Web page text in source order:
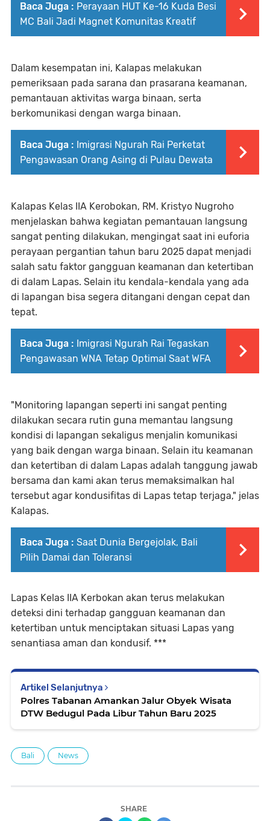
Baca Juga : Perayaan HUT Ke-16 Kuda Besi
MC Bali Jadi Magnet Komunitas Kreatif
Dalam kesempatan ini, Kalapas melakukan
pemeriksaan pada sarana dan prasarana keamanan,
pemantauan aktivitas warga binaan, serta
berkomunikasi dengan warga binaan.
Baca Juga : Imigrasi Ngurah Rai Perketat
Pengawasan Orang Asing di Pulau Dewata
Kalapas Kelas IIA Kerobokan, RM. Kristyo Nugroho
menjelaskan bahwa kegiatan pemantauan langsung
sangat penting dilakukan, mengingat saat ini euforia
perayaan pergantian tahun baru 2025 dapat menjadi
salah satu faktor gangguan keamanan dan ketertiban
di dalam Lapas. Selain itu kendala-kendala yang ada
di lapangan bisa segera ditangani dengan cepat dan
tepat.
Baca Juga : Imigrasi Ngurah Rai Tegaskan
Pengawasan WNA Tetap Optimal Saat WFA
"Monitoring lapangan seperti ini sangat penting
dilakukan secara rutin guna memantau langsung
kondisi di lapangan sekaligus menjalin komunikasi
yang baik dengan warga binaan. Selain itu keamanan
dan ketertiban di dalam Lapas adalah tanggung jawab
bersama dan kami akan terus memaksimalkan hal
tersebut agar kondusifitas di Lapas tetap terjaga," jelas
Kalapas.
Baca Juga : Saat Dunia Bergejolak, Bali
Pilih Damai dan Toleransi
Lapas Kelas IIA Kerbokan akan terus melakukan
deteksi dini terhadap gangguan keamanan dan
ketertiban untuk menciptakan situasi Lapas yang
senantiasa aman dan kondusif. ***
Artikel Selanjutnya
Polres Tabanan Amankan Jalur Obyek Wisata
DTW Bedugul Pada Libur Tahun Baru 2025
Bali News
SHARE